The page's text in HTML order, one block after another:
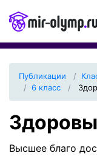
Публикации
6 класс
Высшее благо